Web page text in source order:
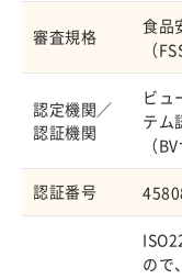
審査規格
食品
（
認定機関／
認証機関
ビュ
テム
（
認証番号
ので